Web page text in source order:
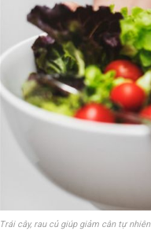
Trái cây, rau củ giúp giảm cân tự nhiên